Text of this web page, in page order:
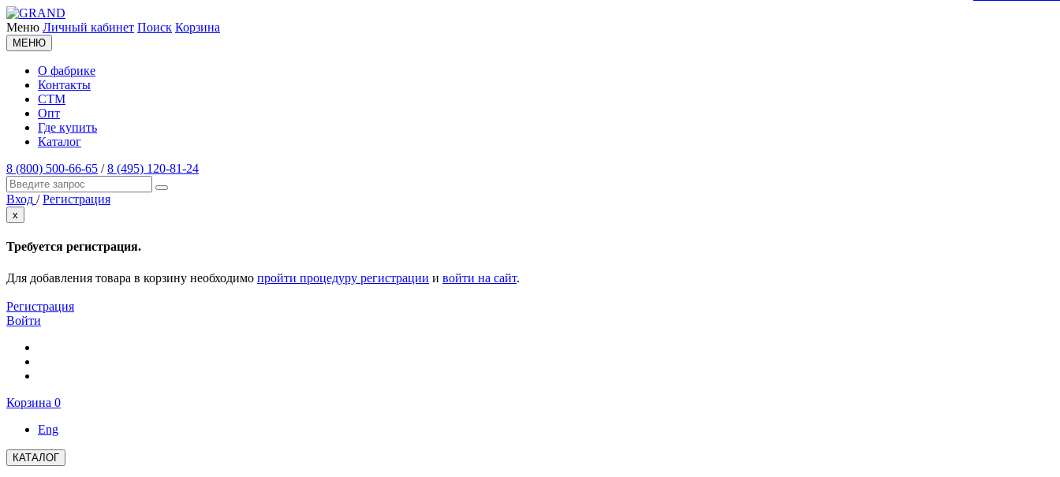
Меню Личный кабинет Поиск Корзина
МЕНЮ
О фабрике
Контакты
СТМ
Опт
Где купить
Каталог
8 (800) 500-66-65 /8 (495) 120-81-24
Вход / Регистрация
x
Требуется регистрация.
Для добавления товара в корзину необходимо пройти процедуру регистрации и войти на сайт.
Регистрация
Войти
Корзина 0
Eng
КАТАЛОГ